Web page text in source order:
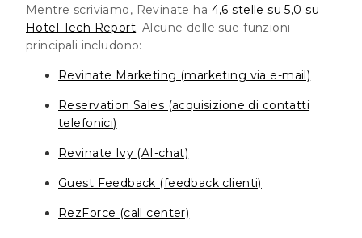
Mentre scriviamo, Revinate ha 4,6 stelle su 5,0 su
Hotel Tech Report. Alcune delle sue funzioni
principali includono:
Revinate Marketing (marketing via e-mail)
Reservation Sales (acquisizione di contatti
telefonici)
Revinate Ivy (AI-chat)
Guest Feedback (feedback clienti)
RezForce (call center)